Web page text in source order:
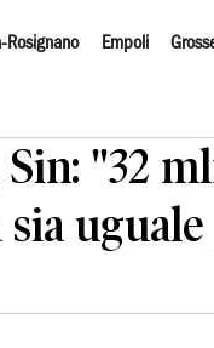
Rosignano Empoli
"32
sia